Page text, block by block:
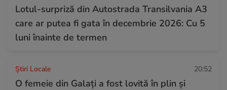
Lotul-surpriză din Autostrada Transilvania A3
care ar putea fi gata în decembrie 2026: Cu 5
luni înainte de termen
Știri Locale 20:52
O femeie din Galați a fost lovită în plin și